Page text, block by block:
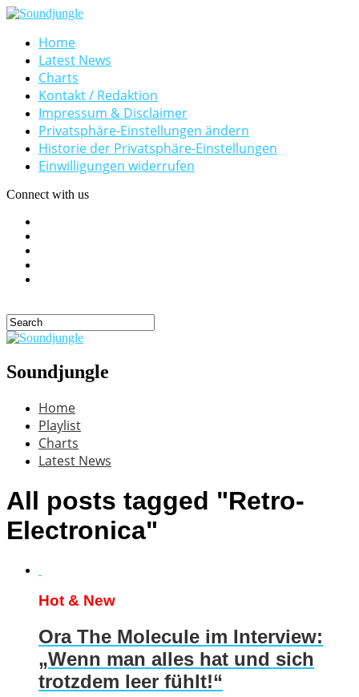
Home
Latest News
Charts
Kontakt / Redaktion
Impressum & Disclaimer
Privatsphäre-Einstellungen ändern
Historie der Privatsphäre-Einstellungen
Einwilligungen widerrufen
Connect with us
Soundjungle
Home
Playlist
Charts
Latest News
All posts tagged "Retro-
Electronica"
Hot & New
Ora The Molecule im Interview:
„Wenn man alles hat und sich
trotzdem leer fühlt!“